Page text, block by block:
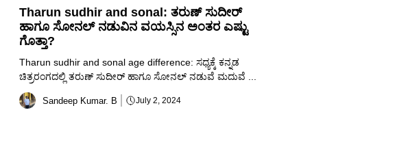
Tharun sudhir and sonal: ತರುಣ್ ಸುದೀರ್
ಹಾಗೂ ಸೋನಲ್ ನಡುವಿನ ವಯಸ್ಸಿನ ಅಂತರ ಎಷ್ಟು
ಗೊತ್ತಾ?
Tharun sudhir and sonal age difference: ಸಧ್ಯಕ್ಕೆ ಕನ್ನಡ
ಚಿತ್ರರಂಗದಲ್ಲಿ ತರುಣ್ ಸುದೀರ್ ಹಾಗೂ ಸೋನಲ್ ನಡುವೆ ಮದುವೆ ...
Sandeep Kumar. B July 2, 2024